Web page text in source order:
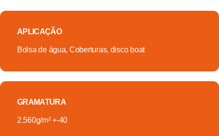
APLICAÇÃO
Bolsa de água, Coberturas, disco boat
GRAMATURA
2.560g/m² +-40